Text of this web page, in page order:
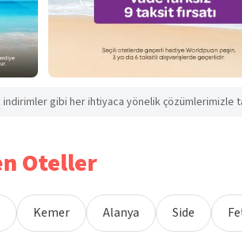
gibi her ihtiyaca yönelik çözümlerimizle
Oteller
Kemer Alanya Side